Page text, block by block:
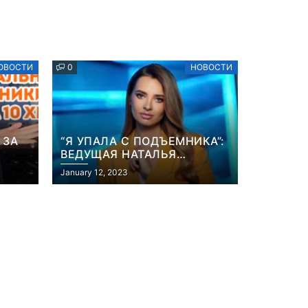
0 НОВОСТИ
“Я УПАЛА С ПОДЪЕМНИКА”:
ВЕДУЩАЯ НАТАЛЬЯ
ОСТРОВСКАЯ РАССКАЗАЛА
О НЕПРИЯТНОМ
January 12, 2023